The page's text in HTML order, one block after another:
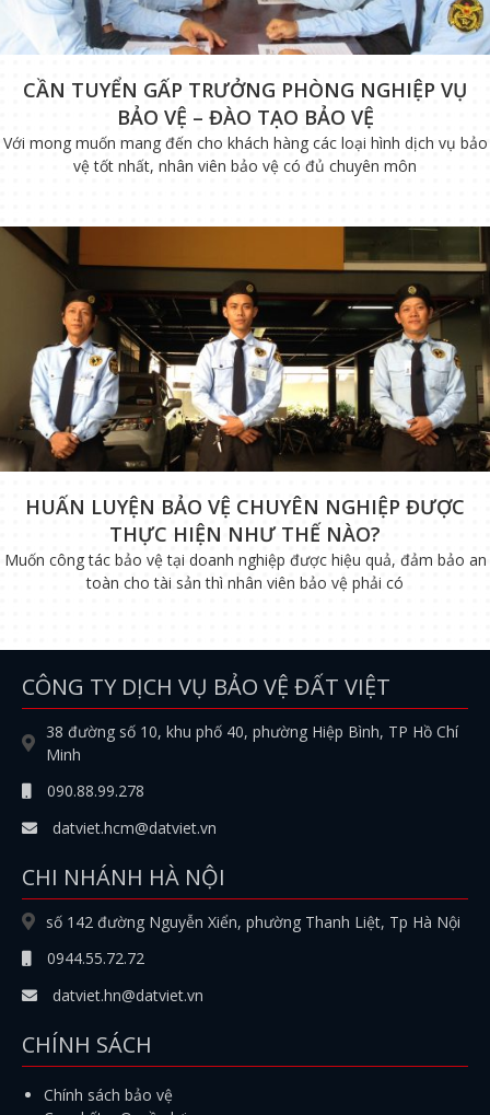
CẦN TUYỂN GẤP TRƯỞNG PHÒNG NGHIỆP VỤ
BẢO VỆ – ĐÀO TẠO BẢO VỆ
Với mong muốn mang đến cho khách hàng các loại hình dịch vụ bảo
vệ tốt nhất, nhân viên bảo vệ có đủ chuyên môn
HUẤN LUYỆN BẢO VỆ CHUYÊN NGHIỆP ĐƯỢC
THỰC HIỆN NHƯ THẾ NÀO?
Muốn công tác bảo vệ tại doanh nghiệp được hiệu quả, đảm bảo an
toàn cho tài sản thì nhân viên bảo vệ phải có
CÔNG TY DỊCH VỤ BẢO VỆ ĐẤT VIỆT
38 đường số 10, khu phố 40, phường Hiệp Bình, TP Hồ Chí
Minh
090.88.99.278
datviet.hcm@datviet.vn
CHI NHÁNH HÀ NỘI
số 142 đường Nguyễn Xiển, phường Thanh Liệt, Tp Hà Nội
0944.55.72.72
datviet.hn@datviet.vn
CHÍNH SÁCH
Chính sách bảo vệ